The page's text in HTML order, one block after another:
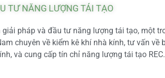
TƯ NĂNG LƯỢNG TÁI TẠO
pháp và đầu tư năng lượng tái tạo, một
chuyên về kiểm kê khí nhà kính, tư vấn về
và cung cấp tín chỉ năng lượng tái tạo REC.